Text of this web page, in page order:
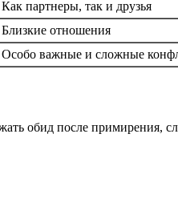
Как партнеры, так и друзья
Близкие отношения
Особо важные и сложные
обид после примирения,